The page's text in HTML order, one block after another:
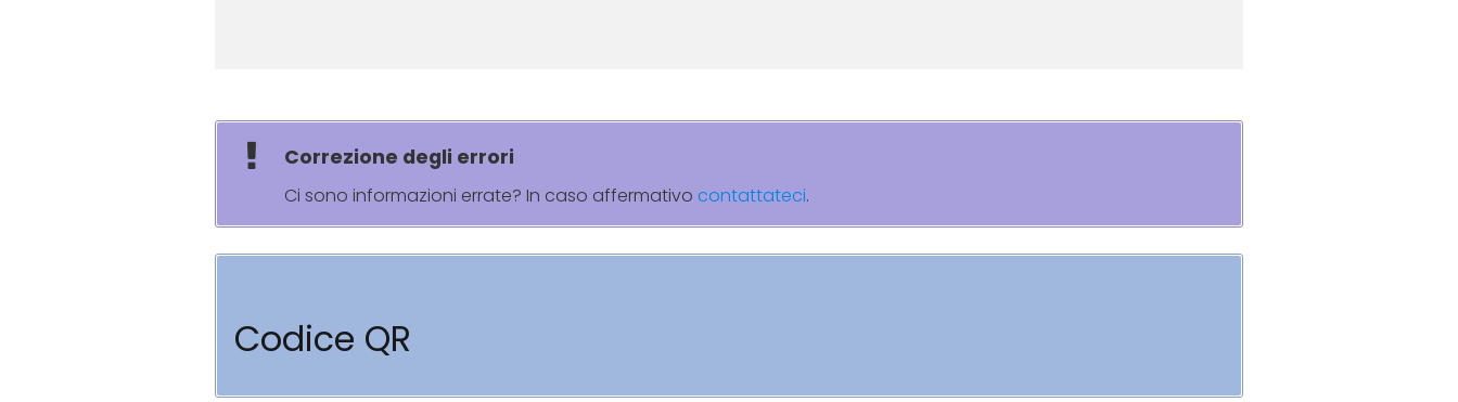
Correzione degli errori
Ci sono informazioni errate? In caso affermativo contattateci.
Codice QR